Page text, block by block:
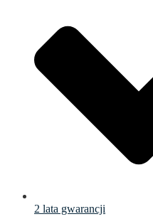
2 lata gwarancji